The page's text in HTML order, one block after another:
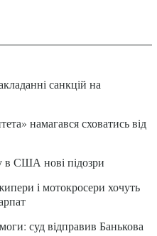
санкцій на
намагався сховатись від
США нові підозри
і мотокросери хочуть
суд відправив Банькова